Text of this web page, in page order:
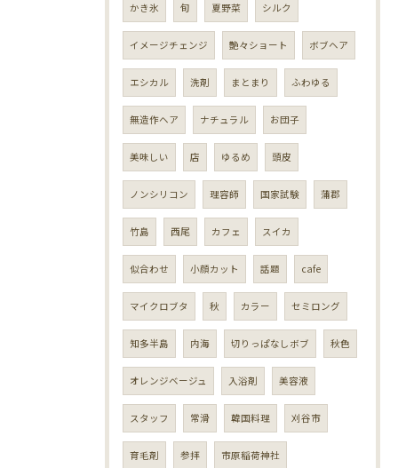
かき氷 旬 夏野菜 シルク
イメージチェンジ 艶々ショート ボブヘア
エシカル 洗剤 まとまり ふわゆる
無造作ヘア ナチュラル お団子
美味しい 店 ゆるめ 頭皮
ノンシリコン 理容師 国家試験 蒲郡
竹島 西尾 カフェ スイカ
似合わせ 小顔カット 話題 cafe
マイクロブタ 秋 カラー セミロング
知多半島 内海 切りっぱなしボブ 秋色
オレンジベージュ 入浴剤 美容液
スタッフ 常滑 韓国料理 刈谷市
育毛剤 参拝 市原稲荷神社